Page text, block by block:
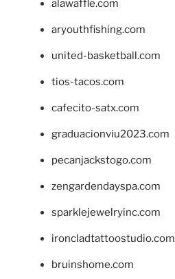
alawaffle.com
aryouthfishing.com
united-basketball.com
tios-tacos.com
cafecito-satx.com
graduacionviu2023.com
pecanjackstogo.com
zengardendayspa.com
sparklejewelryinc.com
ironcladtattoostudio.com
bruinshome.com